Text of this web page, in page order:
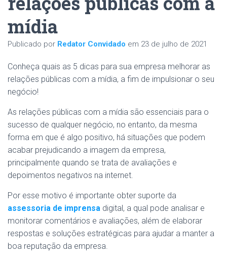
mídia
Publicado por Redator Convidado em 23 de julho de 2021
Conheça quais as 5 dicas para sua empresa melhorar as
relações públicas com a mídia, a fim de impulsionar o seu
negócio!
As relações públicas com a mídia são essenciais para o
sucesso de qualquer negócio, no entanto, da mesma
forma em que é algo positivo, há situações que podem
acabar prejudicando a imagem da empresa,
principalmente quando se trata de avaliações e
depoimentos negativos na internet.
Por esse motivo é importante obter suporte da
assessoria de imprensa digital, a qual pode analisar e
monitorar comentários e avaliações, além de elaborar
respostas e soluções estratégicas para ajudar a manter a
boa reputação da empresa.